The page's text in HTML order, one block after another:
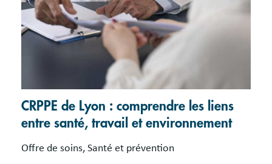
CRPPE de Lyon : comprendre les liens
entre santé, travail et environnement
Offre de soins, Santé et prévention